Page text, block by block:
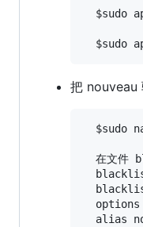
$sudo
把 nouveau
$sudo
在文件
options
alias